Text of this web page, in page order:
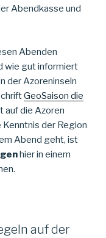
Abendkasse und
Abenden
wie gut informiert
der Azoreninseln
GeoSaison die
auf die Azoren
der Region
Abend geht, ist
hier in einem
auf der